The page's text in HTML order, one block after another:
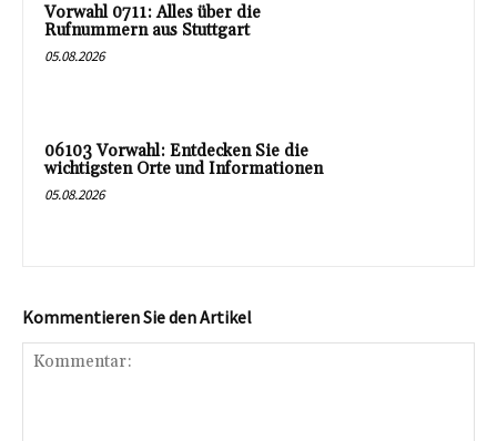
Vorwahl 0711: Alles über die
Rufnummern aus Stuttgart
05.08.2026
06103 Vorwahl: Entdecken Sie die
wichtigsten Orte und Informationen
05.08.2026
Kommentieren Sie den Artikel